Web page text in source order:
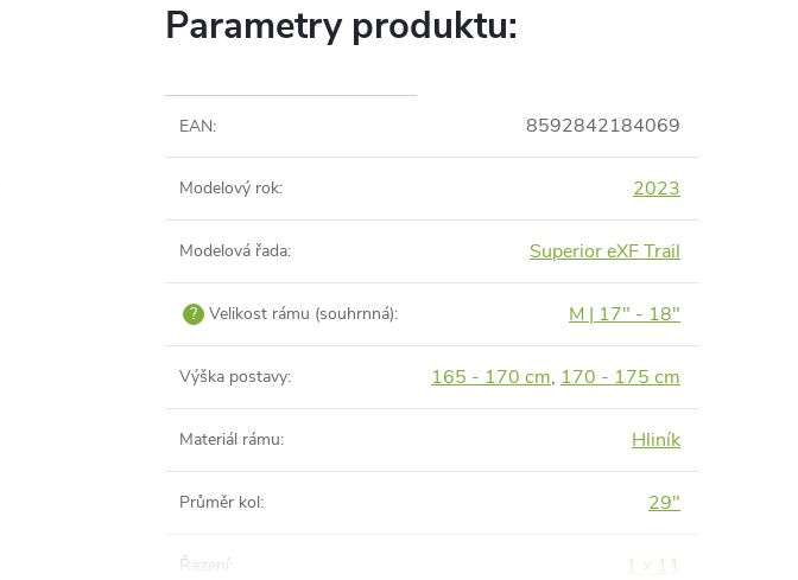
Parametry produktu:
EAN: 8592842184069
Modelový rok: 2023
Modelová řada: Superior eXF Trail
? Velikost rámu (souhrnná): M | 17" - 18"
Výška postavy: 165 - 170 cm, 170 - 175 cm
Materiál rámu: Hliník
Průměr kol: 29"
Řazení: 1 x 11